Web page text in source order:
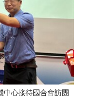
中心接待國合會訪團